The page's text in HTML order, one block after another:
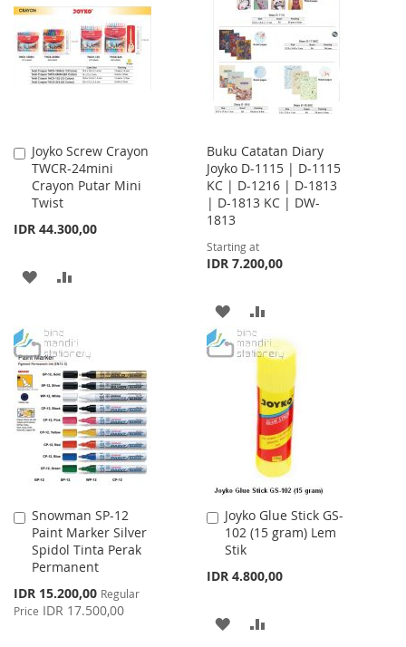
WISH
LIST
COMPARE
LIST
Joyko Screw Crayon
TWCR-24mini
Crayon Putar Mini
Twist
IDR 44.300,00
Add
to
Cart
ADD
WISH
LIST
COMPARE
Buku Catatan Diary
Joyko D-1115 | D-1115
KC | D-1216 | D-1813
| D-1813 KC | DW-
1813
Starting at
IDR 7.200,00
ADD
TO
LIST
TO
COMPARE
Snowman SP-12
Paint Marker Silver
Spidol Tinta Perak
Permanent
Special
Price
IDR 15.200,00 Regular
Price IDR 17.500,00
Add
to
Cart
Joyko Glue Stick GS-
102 (15 gram) Lem
Stik
IDR 4.800,00
Add
to
Cart
ADD